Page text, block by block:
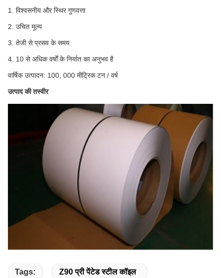
1. विश्वसनीय और स्थिर गुणवत्ता
2. उचित मूल्य
3. तेजी से प्रसव के समय
4. 10 से अधिक वर्षों के निर्यात का अनुभव है
वार्षिक उत्पादन: 100, 000 मीट्रिक टन / वर्ष
उत्पाद की तस्वीर
Tags: Z90 प्री पेंटेड स्टील कॉइल